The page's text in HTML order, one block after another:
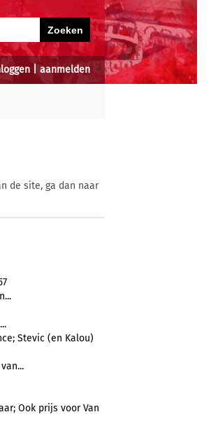
aanmelden
de site, ga dan naar
Stevic (en Kalou)
Ook prijs voor Van